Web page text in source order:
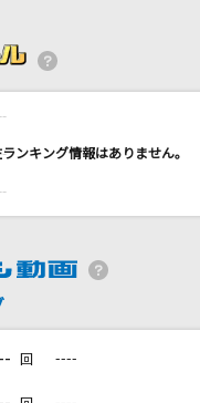
Ⅱ
& Ms. ピカレスク～
回 ----